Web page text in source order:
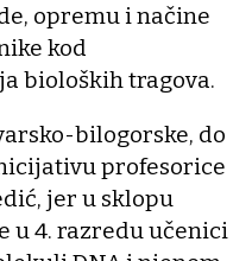
opremu i načine
kod
bioloških tragova.
bilogorske, do
profesorice
jer u sklopu
u 4. razredu učenici